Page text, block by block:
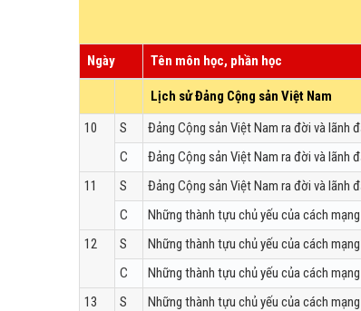
Ngày
Tên môn học, phần học
Lịch sử Đảng Cộng sản Việt Nam
10
S Đảng Cộng sản Việt Nam ra đời và lãnh
C
Đảng Cộng sản Việt Nam ra đời và lãnh
11
S Đảng Cộng sản Việt Nam ra đời và lãnh
C
Những thành tựu chủ yếu của cách
12
S Những thành tựu chủ yếu của cách
C
Những thành tựu chủ yếu của cách
13
S Những thành tựu chủ yếu của cách